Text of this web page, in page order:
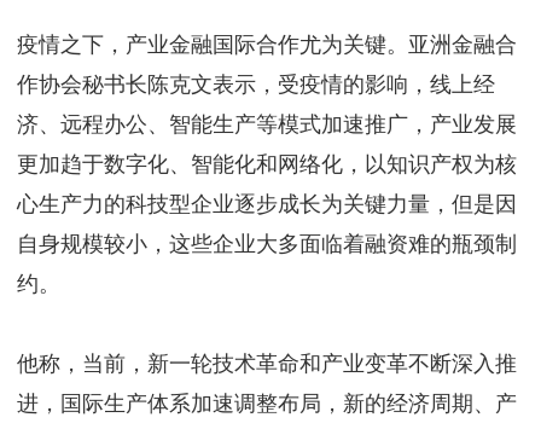
疫情之下，产业金融国际合作尤为关键。亚洲金融合
作协会秘书长陈克文表示，受疫情的影响，线上经
济、远程办公、智能生产等模式加速推广，产业发展
更加趋于数字化、智能化和网络化，以知识产权为核
心生产力的科技型企业逐步成长为关键力量，但是因
自身规模较小，这些企业大多面临着融资难的瓶颈制
约。
他称，当前，新一轮技术革命和产业变革不断深入推
进，国际生产体系加速调整布局，新的经济周期、产